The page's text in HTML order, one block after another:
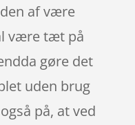
af være
være tæt på
gøre det
uden brug
på, at ved